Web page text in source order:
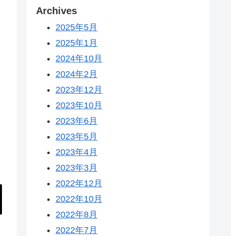
Archives
2025年5月
2025年1月
2024年10月
2024年2月
2023年12月
2023年10月
2023年6月
2023年5月
2023年4月
2023年3月
2022年12月
2022年10月
2022年8月
2022年7月